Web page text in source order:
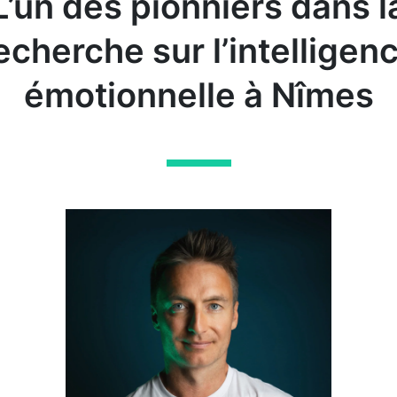
sur
émotionnelle à Nîmes